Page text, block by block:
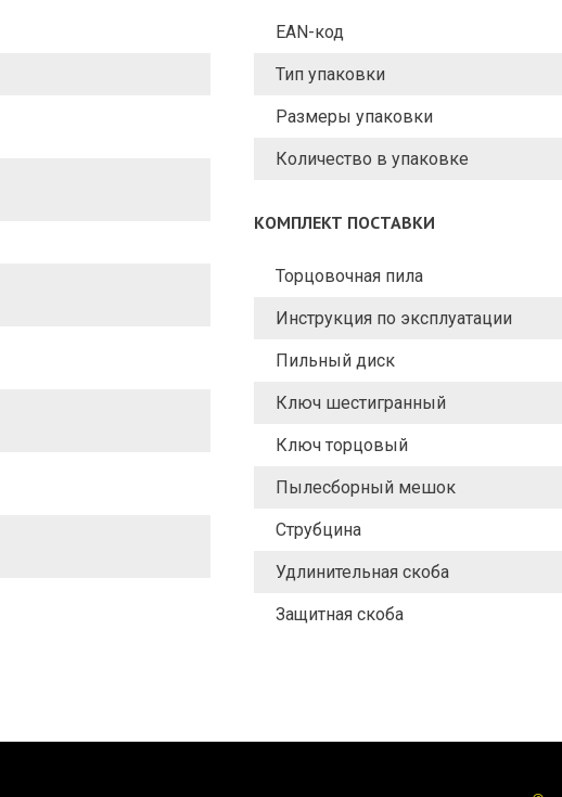
EAN-код
Тип упаковки
Размеры упаковки
Количество в упаковке
КОМПЛЕКТ ПОСТАВКИ
Торцовочная пила
Инструкция по эксплуатации
Пильный диск
Ключ шестигранный
Ключ торцовый
Пылесборный мешок
Струбцина
Удлинительная скоба
Защитная скоба